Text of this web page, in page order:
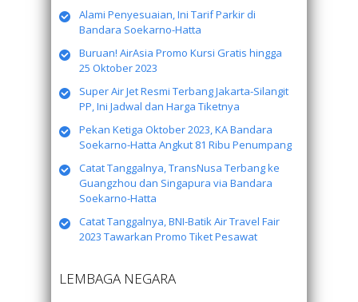
Alami Penyesuaian, Ini Tarif Parkir di
Bandara Soekarno-Hatta
Buruan! AirAsia Promo Kursi Gratis hingga
25 Oktober 2023
Super Air Jet Resmi Terbang Jakarta-Silangit
PP, Ini Jadwal dan Harga Tiketnya
Pekan Ketiga Oktober 2023, KA Bandara
Soekarno-Hatta Angkut 81 Ribu Penumpang
Catat Tanggalnya, TransNusa Terbang ke
Guangzhou dan Singapura via Bandara
Soekarno-Hatta
Catat Tanggalnya, BNI-Batik Air Travel Fair
2023 Tawarkan Promo Tiket Pesawat
LEMBAGA NEGARA